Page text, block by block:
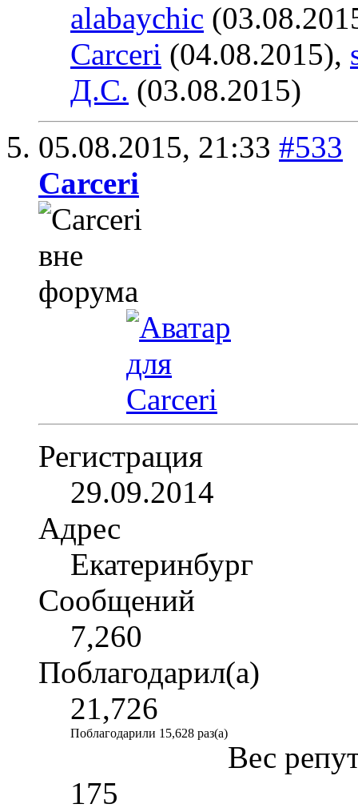
alabaychic
Carceri (04.08.2015),
Д.С. (03.08.2015)
05.08.2015, 21:33 #533
Carceri
Регистрация
29.09.2014
Адрес
Екатеринбург
Сообщений
7,260
Поблагодарил(а)
21,726
Поблагодарили 15,628 раз(а)
Вес
175